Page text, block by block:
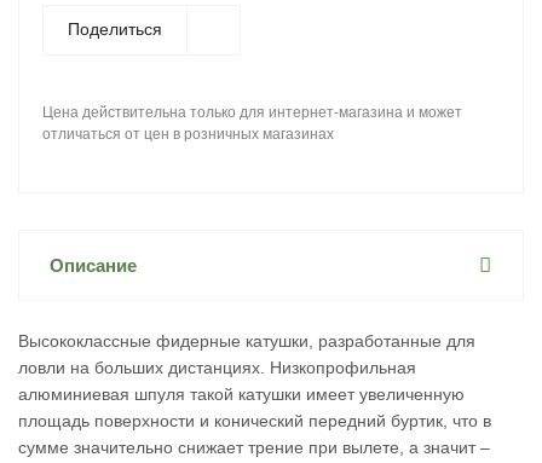
Поделиться
Цена действительна только для интернет-магазина и может
отличаться от цен в розничных магазинах
Описание
Высококлассные фидерные катушки, разработанные для
ловли на больших дистанциях. Низкопрофильная
алюминиевая шпуля такой катушки имеет увеличенную
площадь поверхности и конический передний буртик, что в
сумме значительно снижает трение при вылете, а значит –